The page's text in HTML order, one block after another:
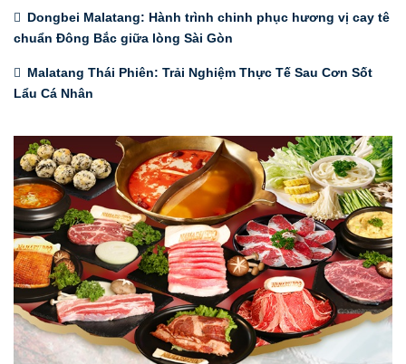
Dongbei Malatang: Hành trình chinh phục hương vị cay tê
chuẩn Đông Bắc giữa lòng Sài Gòn
Malatang Thái Phiên: Trải Nghiệm Thực Tế Sau Cơn Sốt
Lẩu Cá Nhân